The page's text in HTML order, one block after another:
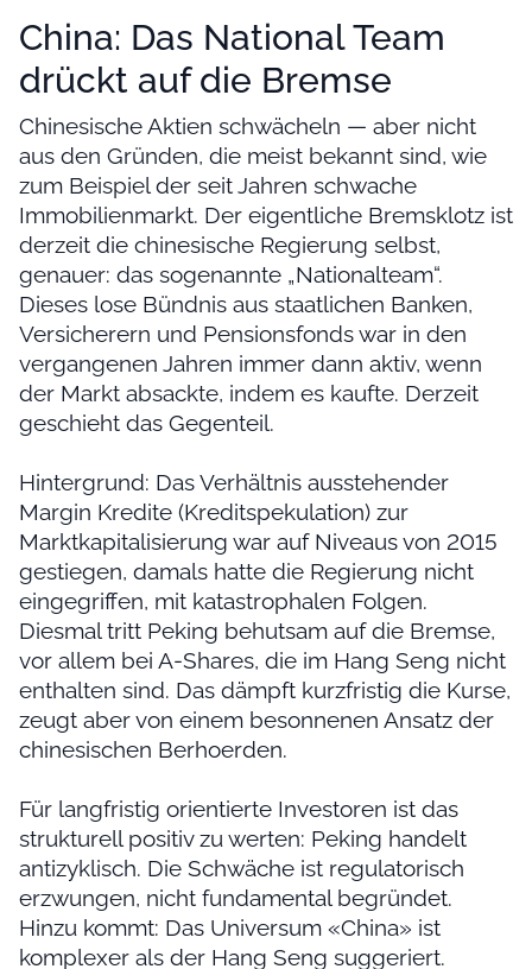
China: Das National Team
drückt auf die Bremse
Chinesische Aktien schwächeln — aber nicht
aus den Gründen, die meist bekannt sind, wie
zum Beispiel der seit Jahren schwache
Immobilienmarkt. Der eigentliche Bremsklotz ist
derzeit die chinesische Regierung selbst,
genauer: das sogenannte „Nationalteam“.
Dieses lose Bündnis aus staatlichen Banken,
Versicherern und Pensionsfonds war in den
vergangenen Jahren immer dann aktiv, wenn
der Markt absackte, indem es kaufte. Derzeit
geschieht das Gegenteil.
Hintergrund: Das Verhältnis ausstehender
Margin Kredite (Kreditspekulation) zur
Marktkapitalisierung war auf Niveaus von 2015
gestiegen, damals hatte die Regierung nicht
eingegriffen, mit katastrophalen Folgen.
Diesmal tritt Peking behutsam auf die Bremse,
vor allem bei A-Shares, die im Hang Seng nicht
enthalten sind. Das dämpft kurzfristig die Kurse,
zeugt aber von einem besonnenen Ansatz der
chinesischen Berhoerden.
Für langfristig orientierte Investoren ist das
strukturell positiv zu werten: Peking handelt
antizyklisch. Die Schwäche ist regulatorisch
erzwungen, nicht fundamental begründet.
Hinzu kommt: Das Universum «China» ist
komplexer als der Hang Seng suggeriert.